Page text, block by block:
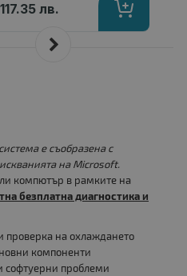
117.35 лв.
е съобразена с
на Microsoft.
компютър в рамките на
безплатна диагностика и
проверка на охлаждането
компоненти
софтуерни проблеми